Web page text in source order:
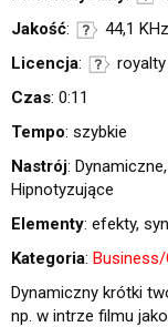
Jakość:
44,1
Licencja:
Czas: 0:11
Tempo: szybkie
Nastrój:
Hipnotyzujące
Elementy: efekty,
Kategoria:
Dynamiczny krótki
np. w intrze filmu